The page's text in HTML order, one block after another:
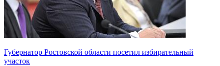
Губернатор Ростовской области посетил избирательный
участок